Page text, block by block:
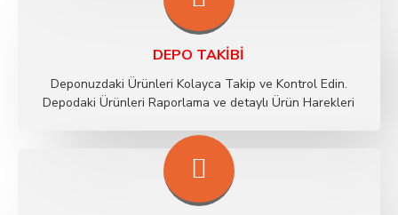
DEPO TAKIBI
Deponuzdaki Ürünleri Kolayca Takip ve Kontrol Edin.
Depodaki Ürünleri Raporlama ve detaylı Ürün Harekleri